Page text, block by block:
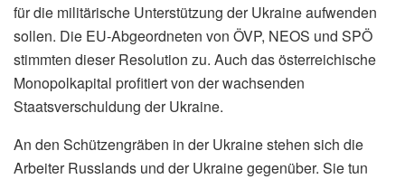
für die militärische Unterstützung der Ukraine aufwenden
sollen. Die EU-Abgeordneten von ÖVP, NEOS und SPÖ
stimmten dieser Resolution zu. Auch das österreichische
Monopolkapital profitiert von der wachsenden
Staatsverschuldung der Ukraine.
An den Schützengräben in der Ukraine stehen sich die
Arbeiter Russlands und der Ukraine gegenüber. Sie tun